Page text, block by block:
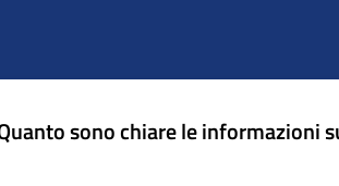
sono chiare le informazioni